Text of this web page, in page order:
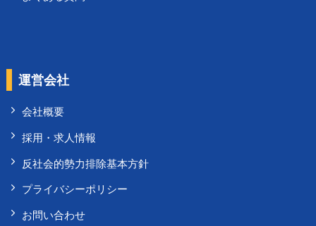
運営会社
会社概要
採用・求人情報
反社会的勢力排除基本方針
プライバシーポリシー
お問い合わせ